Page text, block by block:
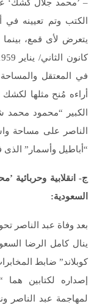
– ’محمد جلال كشك‘
الكتب وتم تعيينه في
يتعرض لأى قمع،
في المعتقل
أراءه مُنح مثلها
الكبير “محمود محمد
الناصر على مساحة
“أباطيل وأسمار”
ج- انقلابية وحربائية
السعودية:
بعد وفاة عبد الناصر
ينال كامل الرضا
كوبلاند” ضابط
إصداره لكتابين هما
لمهاجمة عبد الناصر